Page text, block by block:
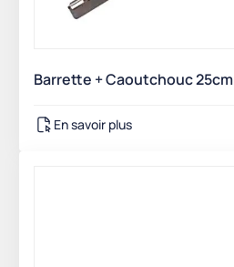
Barrette + Caoutchouc 25cm
En savoir plus